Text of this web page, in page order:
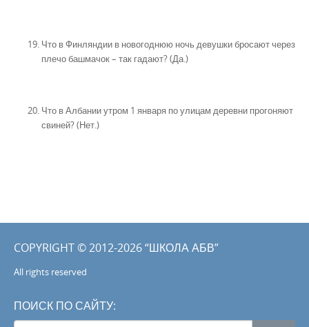
Что в Финляндии в новогоднюю ночь девушки бросают через
плечо башмачок – так гадают? (Да.)
Что в Албании утром 1 января по улицам деревни прогоняют
свиней? (Нет.)
COPYRIGHT © 2012-2026 “ШКОЛА АБВ”
All rights reserved
ПОИСК ПО САЙТУ: